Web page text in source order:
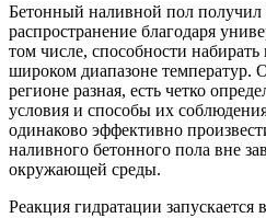
Бетонный наливной пол получил
распространение благодаря
том числе, способности набирать
широком диапазоне температур.
регионе разная, есть четко
условия и способы их
одинаково эффективно
наливного бетонного пола вне
окружающей среды.
Реакция гидратации запускается